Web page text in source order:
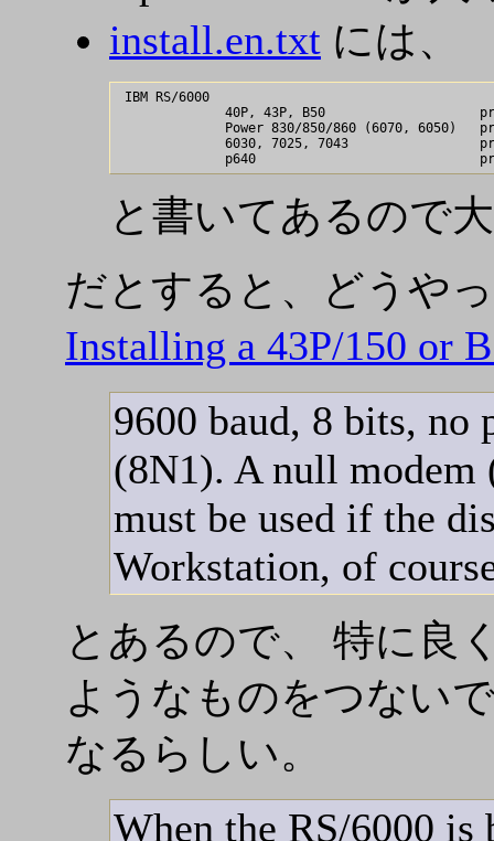
install.en.txt には、
IBM RS/6000
40P, 43P, B50
Power 830/850/860 (6070, 6050)
6030, 7025, 7043
と書いてあるので
だとすると、どうや
Installing a 43P/150 or
9600 baud, 8 bits, no
(8N1). A null modem
must be used if the
Workstation, of
とあるので、 特に良
ようなものをつない
なるらしい。
When the RS/6000 is